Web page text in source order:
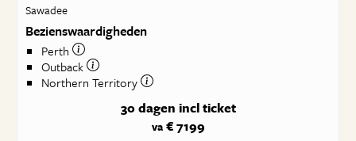
Sawadee
Bezienswaardigheden
Perth
Outback
Northern Territory
30 dagen incl ticket
va€ 7199